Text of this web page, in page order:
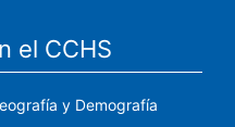
el CCHS
y Demografía